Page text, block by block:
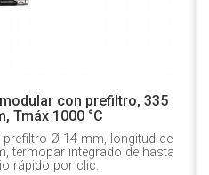
con prefiltro, 335
Tmáx 1000 °C
Ø 14 mm, longitud de
termopar integrado de hasta
rápido por clic.